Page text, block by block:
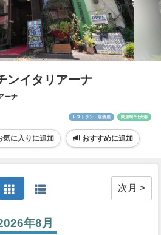
ンイタリアーナ
ーナ
レストラン・居酒屋 問屋町/出洲港
おすすめに追加
次月 >
年8月